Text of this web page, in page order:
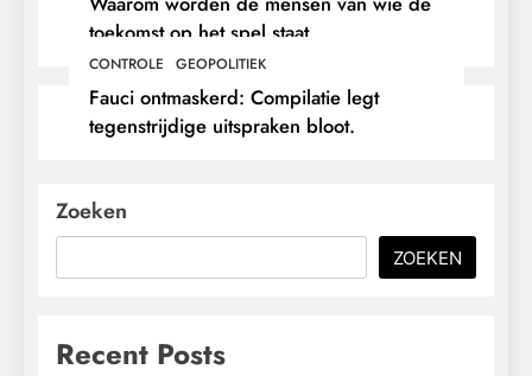
toekomst op het spel staat,
buitengesloten?
CONTROLE GEOPOLITIEK
Fauci ontmaskerd: Compilatie legt
tegenstrijdige uitspraken bloot.
Zoeken
ZOEKEN
Recent Posts